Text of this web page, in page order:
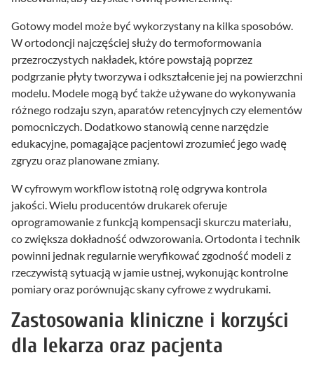
Gotowy model może być wykorzystany na kilka sposobów.
W ortodoncji najczęściej służy do termoformowania
przezroczystych nakładek, które powstają poprzez
podgrzanie płyty tworzywa i odkształcenie jej na powierzchni
modelu. Modele mogą być także używane do wykonywania
różnego rodzaju szyn, aparatów retencyjnych czy elementów
pomocniczych. Dodatkowo stanowią cenne narzędzie
edukacyjne, pomagające pacjentowi zrozumieć jego wadę
zgryzu oraz planowane zmiany.
W cyfrowym workflow istotną rolę odgrywa kontrola
jakości. Wielu producentów drukarek oferuje
oprogramowanie z funkcją kompensacji skurczu materiału,
co zwiększa dokładność odwzorowania. Ortodonta i technik
powinni jednak regularnie weryfikować zgodność modeli z
rzeczywistą sytuacją w jamie ustnej, wykonując kontrolne
pomiary oraz porównując skany cyfrowe z wydrukami.
Zastosowania kliniczne i korzyści
dla lekarza oraz pacjenta